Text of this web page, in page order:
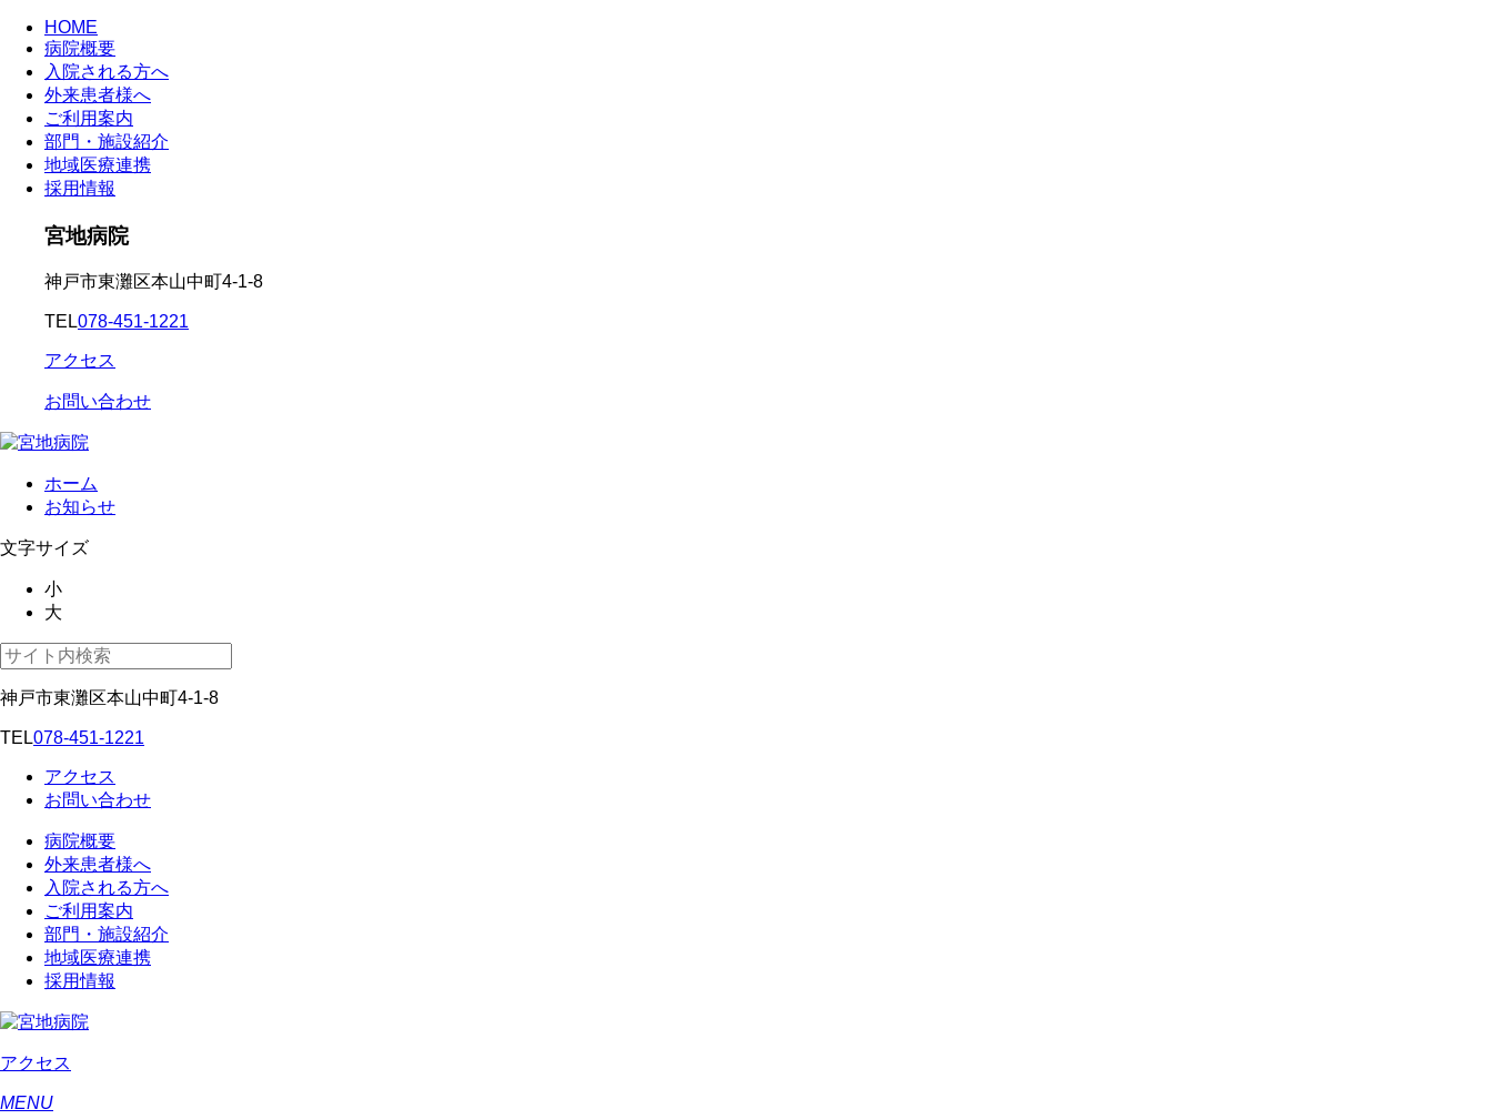
HOME
病院概要
入院される方へ
外来患者様へ
ご利用案内
部門・施設紹介
地域医療連携
採用情報
宮地病院
神戸市東灘区本山中町4-1-8
TEL078-451-1221
アクセス
お問い合わせ
ホーム
お知らせ
文字サイズ
小
大
神戸市東灘区本山中町4-1-8
TEL078-451-1221
アクセス
お問い合わせ
病院概要
外来患者様へ
入院される方へ
ご利用案内
部門・施設紹介
地域医療連携
採用情報
アクセス
MENU